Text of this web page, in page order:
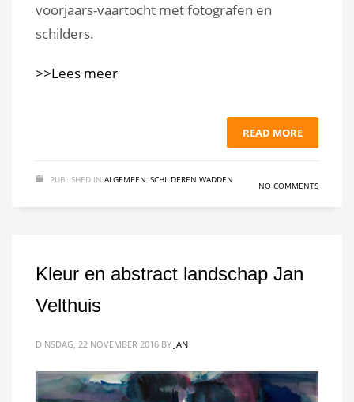
voorjaars-vaartocht met fotografen en
schilders.
>>Lees meer
READ MORE
PUBLISHED IN ALGEMEEN, SCHILDEREN WADDEN
NO COMMENTS
Kleur en abstract landschap Jan
Velthuis
DINSDAG, 22 NOVEMBER 2016 BY JAN